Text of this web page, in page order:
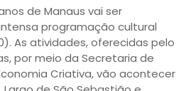
de Manaus vai ser
programação cultural
As atividades, oferecidas pelo
por meio da Secretaria de
Criativa, vão acontecer